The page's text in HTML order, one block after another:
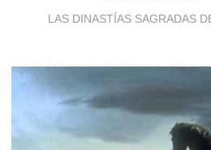
LAS DINASTÍAS SAGRADAS